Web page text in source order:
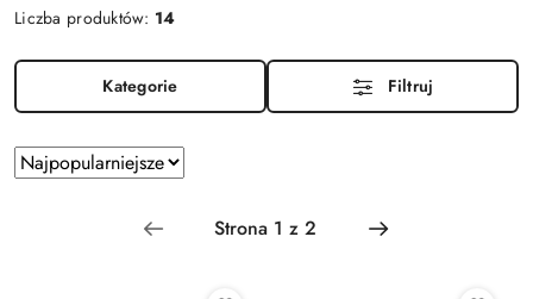
Liczba produktów: 14
Kategorie Filtruj
Zastosowano
sortowanie:
Najpopularniejsze.
Sortuj
według